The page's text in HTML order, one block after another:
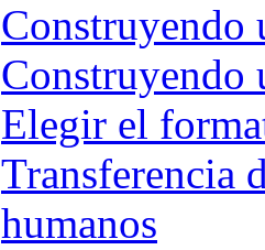
Construyendo
Construyendo
Elegir el
Transferencia
humanos